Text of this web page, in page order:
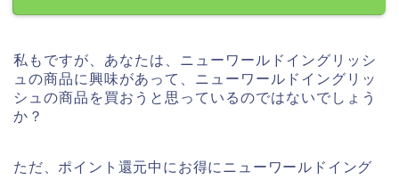
私もですが、あなたは、ニューワールドイングリッシ
ュの商品に興味があって、ニューワールドイングリッ
シュの商品を買おうと思っているのではないでしょう
か？
ただ、ポイント還元中にお得にニューワールドイング